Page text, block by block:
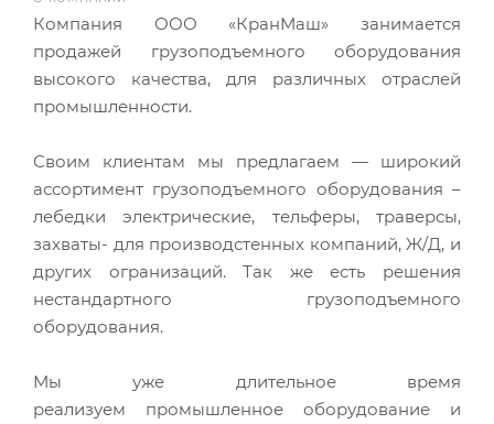
Компания ООО «КранМаш» занимается
продажей грузоподъемного оборудования
высокого качества, для различных отраслей
промышленности.
Своим клиентам мы предлагаем — широкий
ассортимент грузоподъемного оборудования –
лебедки электрические, тельферы, траверсы,
захваты- для производстенных компаний, Ж/Д, и
других огранизаций. Так же есть решения
нестандартного грузоподъемного
оборудования.
Мы уже длительное время
реализуем промышленное оборудование и